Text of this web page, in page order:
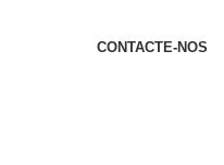
CONTACTE-NOS